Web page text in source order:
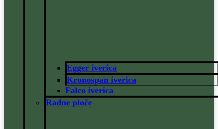
Egger iverica
Kronospan iverica
Falco iverica
Radne ploče